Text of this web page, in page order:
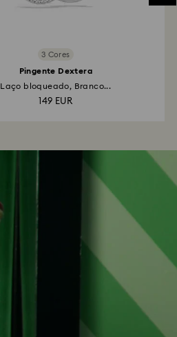
3 Cores
Pingente Dextera
Laço bloqueado, Branco...
149 EUR